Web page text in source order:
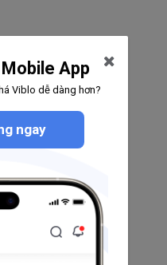
App
Viblo dễ dàng hơn?
ngay